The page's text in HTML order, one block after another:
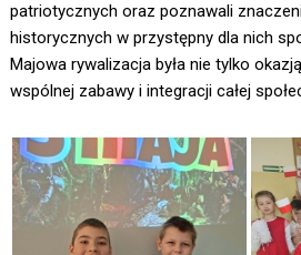
patriotycznych oraz poznawali
historycznych w przystępny dla nich
Majowa rywalizacja była nie tylko
wspólnej zabawy i integracji całej